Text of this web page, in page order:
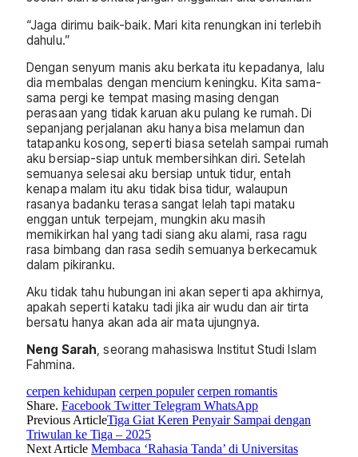
“Jaga dirimu baik-baik. Mari kita renungkan ini terlebih
dahulu.”
Dengan senyum manis aku berkata itu kepadanya, lalu
dia membalas dengan mencium keningku. Kita sama-
sama pergi ke tempat masing masing dengan
perasaan yang tidak karuan aku pulang ke rumah. Di
sepanjang perjalanan aku hanya bisa melamun dan
tatapanku kosong, seperti biasa setelah sampai rumah
aku bersiap-siap untuk membersihkan diri. Setelah
semuanya selesai aku bersiap untuk tidur, entah
kenapa malam itu aku tidak bisa tidur, walaupun
rasanya badanku terasa sangat lelah tapi mataku
enggan untuk terpejam, mungkin aku masih
memikirkan hal yang tadi siang aku alami, rasa ragu
rasa bimbang dan rasa sedih semuanya berkecamuk
dalam pikiranku.
Aku tidak tahu hubungan ini akan seperti apa akhirnya,
apakah seperti kataku tadi jika air wudu dan air tirta
bersatu hanya akan ada air mata ujungnya.
Neng Sarah, seorang mahasiswa Institut Studi Islam
Fahmina.
cerpen kehidupan cerpen populer cerpen romantis
Share. Facebook Twitter Telegram WhatsApp
Previous ArticleTiga Giat Keren Penyair Sampai dengan
Triwulan ke Tiga – 2025
Next Article Membaca ‘Rahasia Tanda’ di Universitas